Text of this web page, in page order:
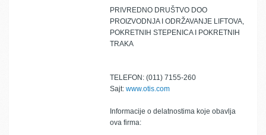
PRIVREDNO DRUŠTVO DOO
PROIZVODNJA I ODRŽAVANJE LIFTOVA,
POKRETNIH STEPENICA I POKRETNIH
TRAKA
TELEFON: (011) 7155-260
Sajt: www.otis.com
Informacije o delatnostima koje obavlja
ova firma: